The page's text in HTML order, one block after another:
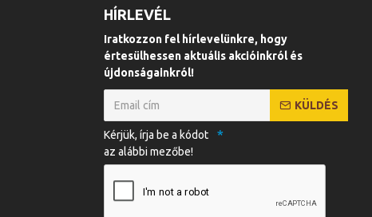
HÍRLEVÉL
Iratkozzon fel hírlevelünkre, hogy
értesülhessen aktuális akcióinkról és
újdonságainkról!
KÜLDÉS
Kérjük, írja be a kódot
az alábbi mezőbe!